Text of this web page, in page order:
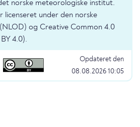
norske meteorologiske institut.
under den norske
og Creative Common 4.0
4.0).
Opdateret den
08.08.2026 10:05